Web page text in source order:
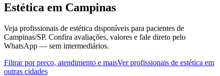
Estética em Campinas
Veja profissionais de estética disponíveis para pacientes de
Campinas/SP. Confira avaliações, valores e fale direto pelo
WhatsApp — sem intermediários.
Filtrar por preço, atendimento e maisVerprofissionais de estética em
outras cidades